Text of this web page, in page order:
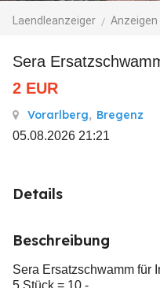
Laendleanzeiger Anzeigen
Sera
2 EUR
Vorarlberg, Bregenz
05.08.2026 21:21
Details
Beschreibung
Sera Ersatzschwamm für
5 Stück = 10,-